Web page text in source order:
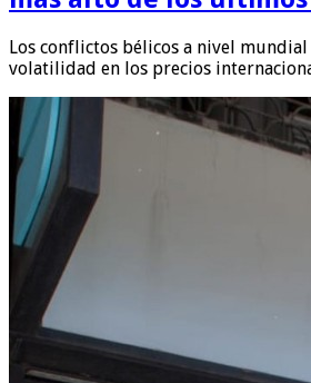
Los conflictos bélicos a nivel
volatilidad en los precios